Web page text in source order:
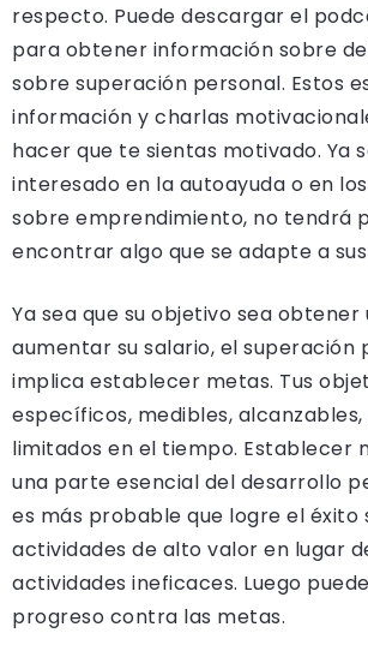
respecto. Puede descargar el
para obtener información sobre
sobre superación personal. Estos
información y charlas
hacer que te sientas motivado. Ya
interesado en la autoayuda o en
sobre emprendimiento, no tendrá
encontrar algo que se adapte a
Ya sea que su objetivo sea obtener
aumentar su salario, el superación
implica establecer metas. Tus
específicos, medibles,
limitados en el tiempo. Establecer
una parte esencial del desarrollo
es más probable que logre el éxito
actividades de alto valor en lugar
actividades ineficaces. Luego
progreso contra las metas.